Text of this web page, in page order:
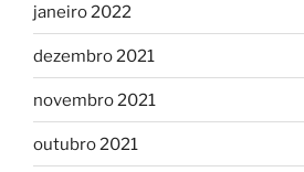
janeiro 2022
dezembro 2021
novembro 2021
outubro 2021